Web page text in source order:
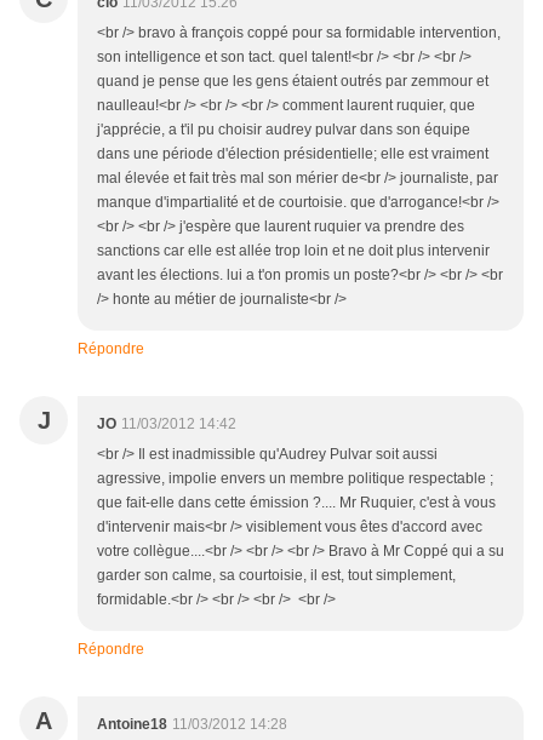
<br /> bravo à françois coppé pour sa formidable intervention,
son intelligence et son tact. quel talent!<br /> <br /> <br />
quand je pense que les gens étaient outrés par zemmour et
naulleau!<br /> <br /> <br /> comment laurent ruquier, que
j'apprécie, a t'il pu choisir audrey pulvar dans son équipe
dans une période d'élection présidentielle; elle est vraiment
mal élevée et fait très mal son mérier de<br /> journaliste, par
manque d'impartialité et de courtoisie. que d'arrogance!<br />
<br /> <br /> j'espère que laurent ruquier va prendre des
sanctions car elle est allée trop loin et ne doit plus intervenir
avant les élections. lui a t'on promis un poste?<br /> <br /> <br
/> honte au métier de journaliste<br />
Répondre
J JO 11/03/2012 14:42
<br /> Il est inadmissible qu'Audrey Pulvar soit aussi
agressive, impolie envers un membre politique respectable ;
que fait-elle dans cette émission ?.... Mr Ruquier, c'est à vous
d'intervenir mais<br /> visiblement vous êtes d'accord avec
votre collègue....<br /> <br /> <br /> Bravo à Mr Coppé qui a su
garder son calme, sa courtoisie, il est, tout simplement,
formidable.<br /> <br /> <br /> <br />
Répondre
A Antoine18 11/03/2012 14:28